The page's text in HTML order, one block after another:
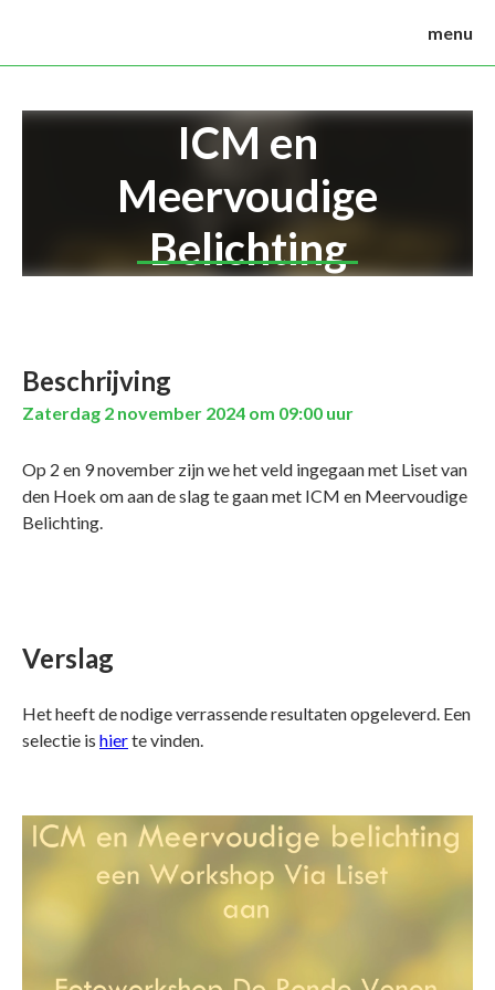
menu
ICM en
Meervoudige
Belichting
Beschrijving
Zaterdag 2 november 2024 om 09:00 uur
Op 2 en 9 november zijn we het veld ingegaan met Liset van
den Hoek om aan de slag te gaan met ICM en Meervoudige
Belichting.
Verslag
Het heeft de nodige verrassende resultaten opgeleverd. Een
selectie is hierte vinden.